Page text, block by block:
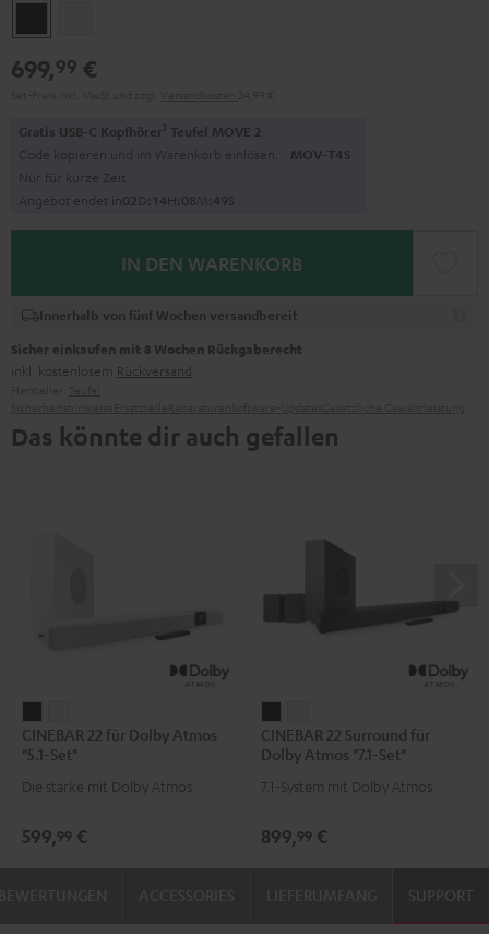
699,99 €
Gratis USB-C Kopfhörer1 Teufel MOVE 2
Code kopieren und im Warenkorb einlösen. MOV-T4S
Nur für kurze Zeit
Angebot endet in02D:14H:08M:47S
IN DEN WARENKORB
Innerhalb von fünf Wochen versandbereit
Sicher einkaufen mit 8 Wochen Rückgaberecht
inkl. kostenlosem Rückversand
Das könnte dir auch gefallen
22
für
Dolby
"5.1-
22
für
Dolby
"5.1-
CINEBAR 22 für Dolby Atmos
"5.1-Set"
Die starke mit Dolby Atmos
599,99 €
22
Surround
für
Atmos
22
Surround
für
Atmos
CINEBAR 22 Surround für
Dolby Atmos "7.1-Set"
7.1-System mit Dolby Atmos
899,99 €
SUPPORT